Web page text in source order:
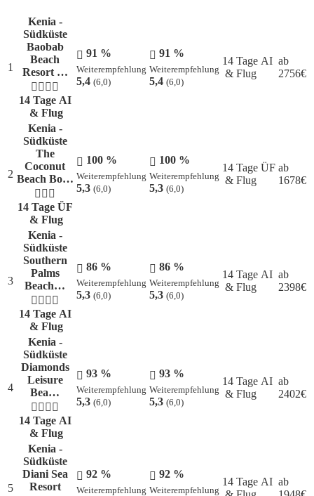
1
Kenia -
Südküste
Baobab
Beach
Resort …
14 Tage AI
& Flug
91 %
Weiterempfehlung
5,4 (6,0)
91 %
Weiterempfehlung
5,4 (6,0)
14 Tage AI
& Flug
ab
2756€
2
Kenia -
Südküste
The
Coconut
Beach Bo…
14 Tage ÜF
& Flug
100 %
Weiterempfehlung
5,3 (6,0)
100 %
Weiterempfehlung
5,3 (6,0)
14 Tage ÜF
& Flug
ab
1678€
3
Kenia -
Südküste
Southern
Palms
Beach…
14 Tage AI
& Flug
86 %
Weiterempfehlung
5,3 (6,0)
86 %
Weiterempfehlung
5,3 (6,0)
14 Tage AI
& Flug
ab
2398€
4
Kenia -
Südküste
Diamonds
Leisure
Bea…
14 Tage AI
& Flug
93 %
Weiterempfehlung
5,3 (6,0)
93 %
Weiterempfehlung
5,3 (6,0)
14 Tage AI
& Flug
ab
2402€
5
Kenia -
Südküste
Diani Sea
Resort
92 %
Weiterempfehlung
92 %
Weiterempfehlung
14 Tage AI ab